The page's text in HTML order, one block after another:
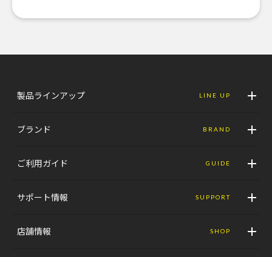
製品ラインアップ LINE UP
ブランド BRAND
ご利用ガイド GUIDE
サポート情報 SUPPORT
店舗情報 SHOP